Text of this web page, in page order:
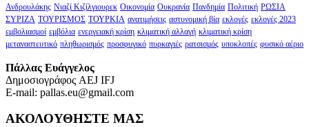
Ανδρουλάκης Νιαζί Κιζίλγιουρεκ Οικονομία Ουκρανία Πανδημία Πολιτική ΡΩΣΙΑ
ΣΥΡΙΖΑ ΤΟΥΡΙΣΜΟΣ ΤΟΥΡΚΙΑ ανατιμήσεις αστυνομική βία εκλογές εκλογές 2023
εμβολιασμοί εμβόλια ενεργειακή κρίση κλιματική αλλαγή κλιματική κρίση
μεταναστευτικό πληθωρισμός προσφυγικό πυρκαγιές ρατσισμός υποκλοπές φυσικό αέριο
Πάλλας Ευάγγελος
Δημοσιογράφος AEJ ΙFJ
E-mail: pallas.eu@gmail.com
ΑΚΟΛΟΥΘΗΣΤΕ ΜΑΣ